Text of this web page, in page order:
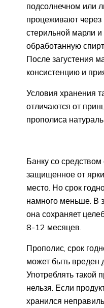
подсолнечном или
процеживают через
стерильной марли
обработанную
После загустения
консистенцию и
Условия хранения
отличаются от
прополиса
Банку со средством
защищенное от
место. Но срок
намного меньше. В
она сохраняет
8-12 месяцев.
Прополис, срок
может быть вреден
Употреблять такой
нельзя. Если
хранился